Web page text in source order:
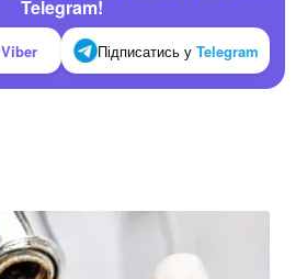
Telegram!
Viber Підписатись у Telegram